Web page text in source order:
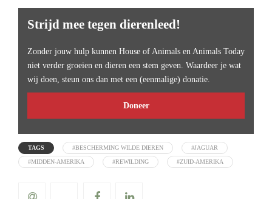
Strijd mee tegen dierenleed!
Zonder jouw hulp kunnen House of Animals en Animals Today
niet verder groeien en dieren een stem geven. Waardeer je wat
wij doen, steun ons dan met een (eenmalige) donatie.
Doneer
TAGS #BESCHERMING WILDE DIEREN #JAGUAR
#MIDDEN-AMERIKA #REWILDING #ZUID-AMERIKA